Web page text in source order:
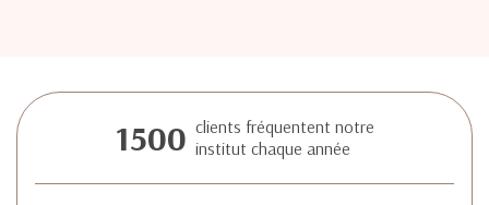
1500 clients fréquentent notre
institut chaque année